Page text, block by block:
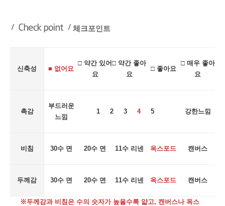
체크포인트
신축성 ■ 없어요
□ 약간 있어
요
□ 약간 좋아
요
□ 좋아요
□ 매우 좋아
요
촉감
부드러운
느낌
1 2 3 45 강한느낌
비침 30수 면 20수 면 11수 리넨 옥스포드 캔버스
두께감 30수 면 20수 면 11수 리넨 옥스포드 캔버스
※두께감과 비침은 수의 숫자가 높을수록 얇고, 캔버스나 옥스